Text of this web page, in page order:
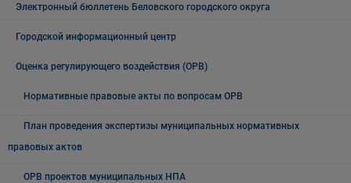
Электронный бюллетень Беловского городского округа
Городской информационный центр
Оценка регулирующего воздействия (ОРВ)
Нормативные правовые акты по вопросам ОРВ
План проведения экспертизы муниципальных нормативных
правовых актов
ОРВ проектов муниципальных НПА